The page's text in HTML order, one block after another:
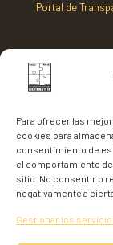
Para ofrecer las
cookies para
consentimiento de
el comportamiento
sitio. No consentir o
negativamente a
Gestionar los
Portal de
DIRECCIÓN
35620 - Gran
Fuerteventura